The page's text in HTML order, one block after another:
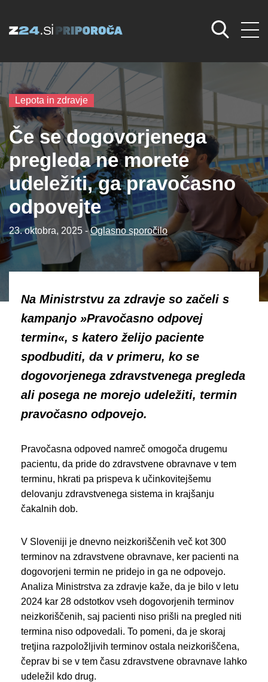
Lepota in zdravje
Če se dogovorjenega
pregleda ne morete
udeležiti, ga pravočasno
odpovejte
23. oktobra, 2025 -Oglasno sporočilo
Na Ministrstvu za zdravje so začeli s
kampanjo »Pravočasno odpovej
termin«, s katero želijo paciente
spodbuditi, da v primeru, ko se
dogovorjenega zdravstvenega pregleda
ali posega ne morejo udeležiti, termin
pravočasno odpovejo.
Pravočasna odpoved namreč omogoča drugemu
pacientu, da pride do zdravstvene obravnave v tem
terminu, hkrati pa prispeva k učinkovitejšemu
delovanju zdravstvenega sistema in krajšanju
čakalnih dob.
V Sloveniji je dnevno neizkoriščenih več kot 300
terminov na zdravstvene obravnave, ker pacienti na
dogovorjeni termin ne pridejo in ga ne odpovejo.
Analiza Ministrstva za zdravje kaže, da je bilo v letu
2024 kar 28 odstotkov vseh dogovorjenih terminov
neizkoriščenih, saj pacienti niso prišli na pregled niti
termina niso odpovedali. To pomeni, da je skoraj
tretjina razpoložljivih terminov ostala neizkoriščena,
čeprav bi se v tem času zdravstvene obravnave lahko
udeležil kdo drug.